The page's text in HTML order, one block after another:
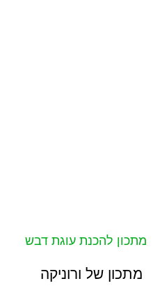
מתכון להכנת עוגת דבש
מתכון של ורוניקה